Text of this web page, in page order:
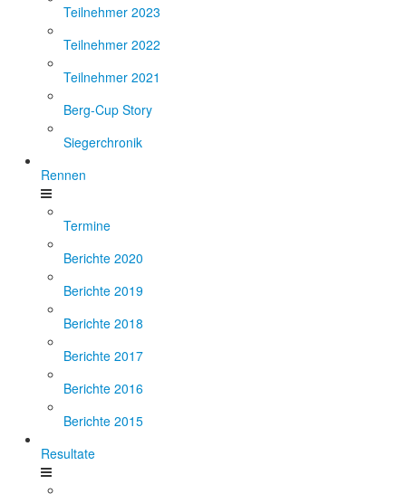
Teilnehmer 2023
Teilnehmer 2022
Teilnehmer 2021
Berg-Cup Story
Siegerchronik
Rennen
Termine
Berichte 2020
Berichte 2019
Berichte 2018
Berichte 2017
Berichte 2016
Berichte 2015
Resultate